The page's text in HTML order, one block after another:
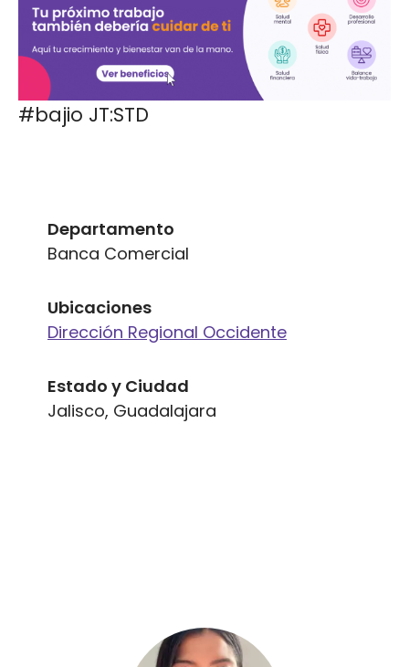
#bajio JT:STD
Departamento
Banca Comercial
Ubicaciones
Dirección Regional Occidente
Estado y Ciudad
Jalisco, Guadalajara